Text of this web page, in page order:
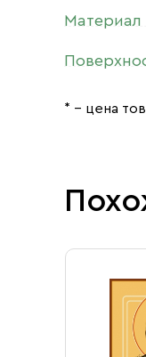
Материал
* – цена